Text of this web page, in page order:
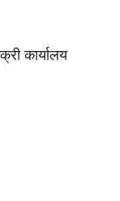
कार्यालय